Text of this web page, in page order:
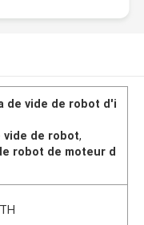
de vide de robot d'i
vide de robot,
robot de moteur d